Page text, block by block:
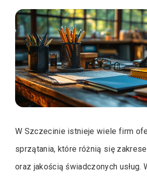
W Szczecinie istnieje wiele firm
sprzątania, które różnią się
oraz jakością świadczonych usług.